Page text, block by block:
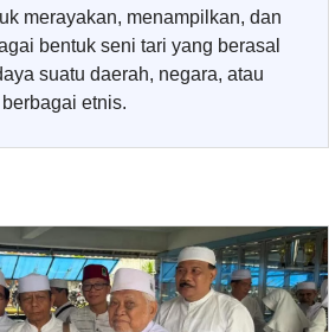
merayakan, menampilkan, dan
bentuk seni tari yang berasal
suatu daerah, negara, atau
berbagai etnis.